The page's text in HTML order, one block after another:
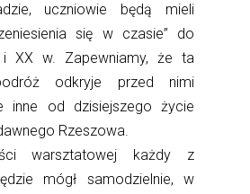
uczniowie będą mieli
się w czasie” do
i XX w. Zapewniamy, że ta
odkryje przed nimi
inne od dzisiejszego życie
Rzeszowa.
warsztatowej każdy z
mógł samodzielnie, w